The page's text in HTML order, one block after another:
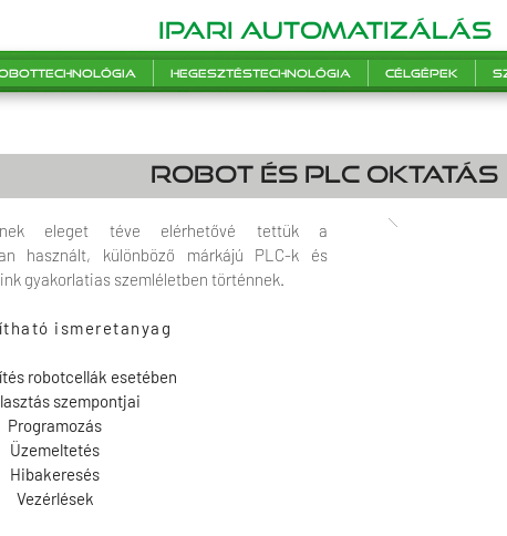
Ipari automatizálás
Hegesztéstechnológia Célgépek
robot és PLC Oktatás
eleget téve elérhetővé tettük a
használt, különböző márkájú PLC-k és
gyakorlatias szemléletben történnek.
ismeretanyag
robotcellák esetében
szempontjai
Programozás
Üzemeltetés
Hibakeresés
Vezérlések